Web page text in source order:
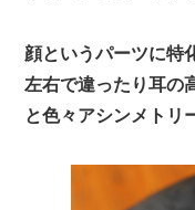
顔というパーツに特
左右で違ったり耳の
と色々アシンメトリ